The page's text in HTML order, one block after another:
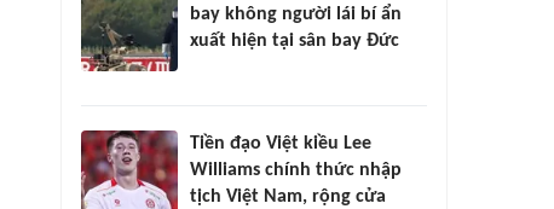
bay không người lái bí ẩn
xuất hiện tại sân bay Đức
Tiền đạo Việt kiều Lee
Williams chính thức nhập
tịch Việt Nam, rộng cửa